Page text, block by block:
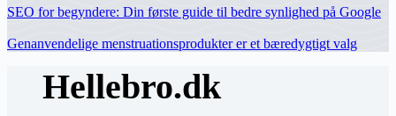
SEO for begyndere: Din første guide til bedre synlighed på Google
Genanvendelige menstruationsprodukter er et bæredygtigt valg